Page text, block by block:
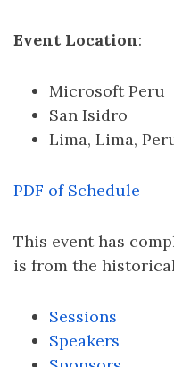
Event Location:
Microsoft Peru
San Isidro
Lima, Lima,
PDF of Schedule
This event has
is from the
Sessions
Speakers